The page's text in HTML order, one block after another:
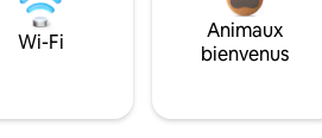
Wi-Fi
Animaux
bienvenus